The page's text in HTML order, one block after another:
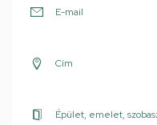
E-mail
Cím
Épület, emelet,